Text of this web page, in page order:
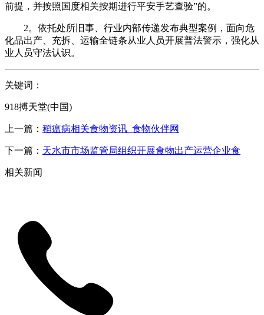
前提，并按照国度相关按期进行平安手艺查验”的。
2。依托处所旧事、行业内部传递发布典型案例，面向危
化品出产、充拆、运输全链条从业人员开展普法警示，强化从
业人员守法认识。
关键词：
918搏天堂(中国)
上一篇： 稻瘟病相关食物资讯_食物伙伴网
下一篇： 天水市市场监管局组织开展食物出产运营企业食
相关新闻